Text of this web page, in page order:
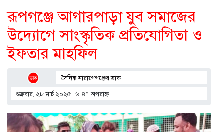
রূপগঞ্জে আগারপাড়া যুব সমাজের
উদ্যোগে সাংস্কৃতিক প্রতিযোগিতা ও
ইফতার মাহফিল
দৈনিক নারায়ণগঞ্জের ডাক
শুক্রবার, ২৮ মার্চ ২০২৫ | ৬:৪৭ অপরাহ্ণ